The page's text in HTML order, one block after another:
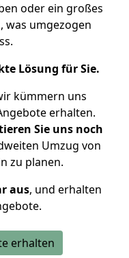
oder ein großes
was umgezogen
Lösung für Sie.
kümmern uns
erhalten.
Sie uns noch
Umzug von
zu planen.
aus, und erhalten
erhalten